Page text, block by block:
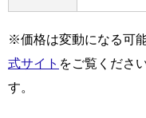
※価格は変動になる可
式サイト をご覧くださ
す。